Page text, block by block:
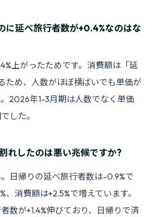
に延べ旅行者数が+0.4%なのはな
上がったためです。消費額は「延
ため、人数がほぼ横ばいでも単価が
2026年1-3月期は人数でなく単価
した。
れしたのは悪い兆候ですか?
日帰りの延べ旅行者数は-0.9%で
、消費額は+2.5%で増えています。
数が+1.4%伸びており、日帰りで済